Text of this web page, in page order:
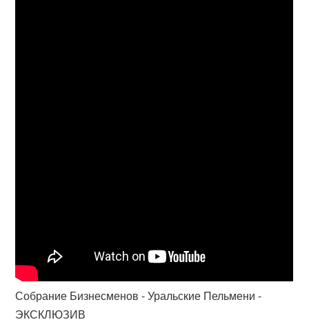
Собрание Бизнесменов - Уральские Пельмени -
ЭКСКЛЮЗИВ